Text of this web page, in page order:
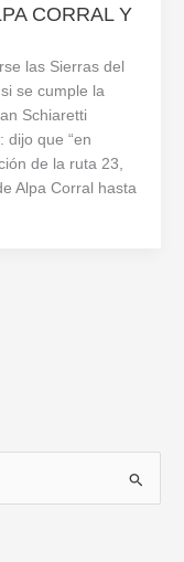
CORRAL Y
las Sierras del
se cumple la
Schiaretti
dijo que “en
de la ruta 23,
Alpa Corral hasta